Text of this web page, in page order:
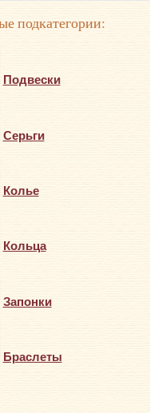
подкатегории:
Подвески
Серьги
Колье
Кольца
Запонки
Браслеты